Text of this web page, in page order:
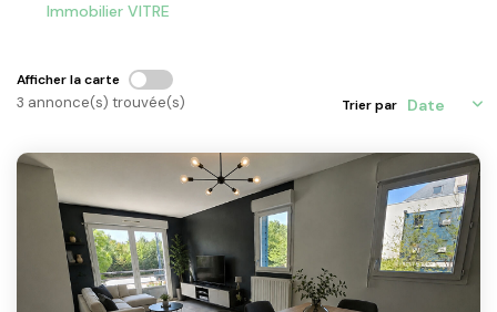
Immobilier VITRE
Afficher la carte
3 annonce(s) trouvée(s) Trier par